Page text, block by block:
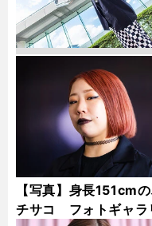
【写真】身長151cm
チサコ フォトギャ